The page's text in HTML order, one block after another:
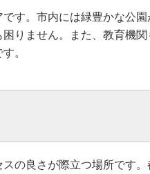
す。市内には緑豊かな公
りません。また、教育機
。
の良さが際立つ場所です